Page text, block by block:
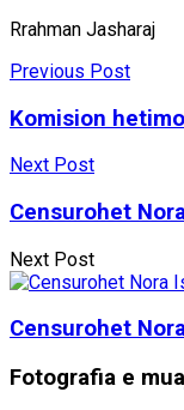
Rrahman Jasharaj
Previous Post
Komision
Next Post
Censurohet
Next Post
Censurohet
Fotografia e